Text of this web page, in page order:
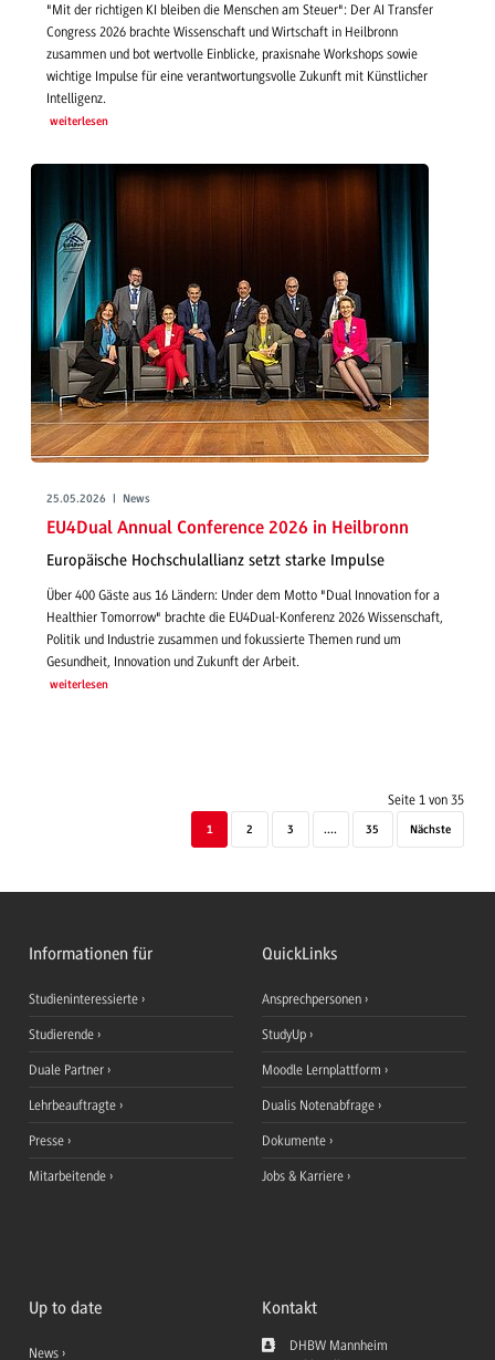
"Mit der richtigen KI bleiben die Menschen am Steuer": Der AI Transfer
Congress 2026 brachte Wissenschaft und Wirtschaft in Heilbronn
zusammen und bot wertvolle Einblicke, praxisnahe Workshops sowie
wichtige Impulse für eine verantwortungsvolle Zukunft mit Künstlicher
Intelligenz.
weiterlesen
25.05.2026 | News
EU4Dual Annual Conference 2026 in Heilbronn
Europäische Hochschulallianz setzt starke Impulse
Über 400 Gäste aus 16 Ländern: Under dem Motto "Dual Innovation for a
Healthier Tomorrow" brachte die EU4Dual-Konferenz 2026 Wissenschaft,
Politik und Industrie zusammen und fokussierte Themen rund um
Gesundheit, Innovation und Zukunft der Arbeit.
weiterlesen
Seite 1 von 35
1 2 3 .... 35 Nächste
Informationen für
Studieninteressierte
Studierende
Duale Partner
Lehrbeauftragte
Presse
Mitarbeitende
QuickLinks
Ansprechpersonen
StudyUp
Moodle Lernplattform
Dualis Notenabfrage
Dokumente
Jobs & Karriere
Up to date
News
Kontakt
DHBW Mannheim